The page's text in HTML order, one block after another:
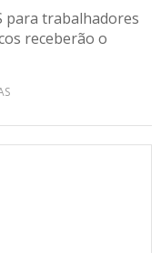
para trabalhadores
receberão o